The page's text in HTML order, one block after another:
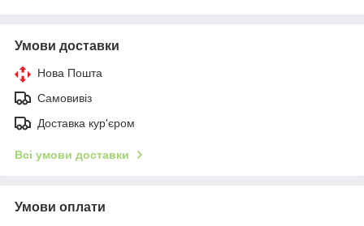
Умови доставки
Нова Пошта
Самовивіз
Доставка кур'єром
Всі умови доставки
Умови оплати